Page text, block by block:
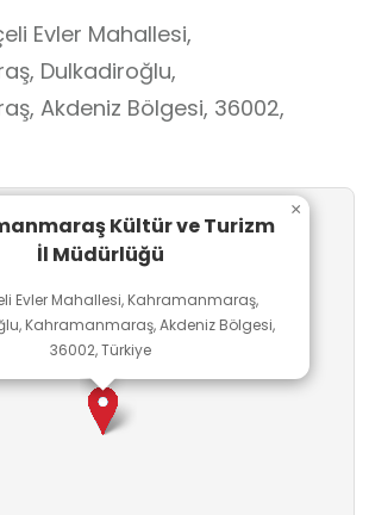
Evler Mahallesi,
Dulkadiroğlu,
Akdeniz Bölgesi, 36002,
Kültür ve Turizm
İl Müdürlüğü
Evler Mahallesi, Kahramanmaraş,
Kahramanmaraş, Akdeniz Bölgesi,
36002, Türkiye
×